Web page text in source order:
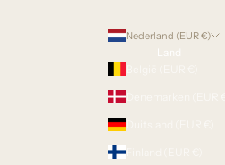
Nederland (EUR €)
Land
Denemarken (EUR €)
Duitsland (EUR €)
Finland (EUR €)